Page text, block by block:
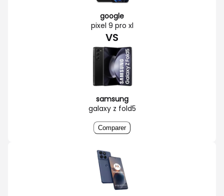
google
pixel 9 pro xl
VS
samsung
galaxy z fold5
Comparer